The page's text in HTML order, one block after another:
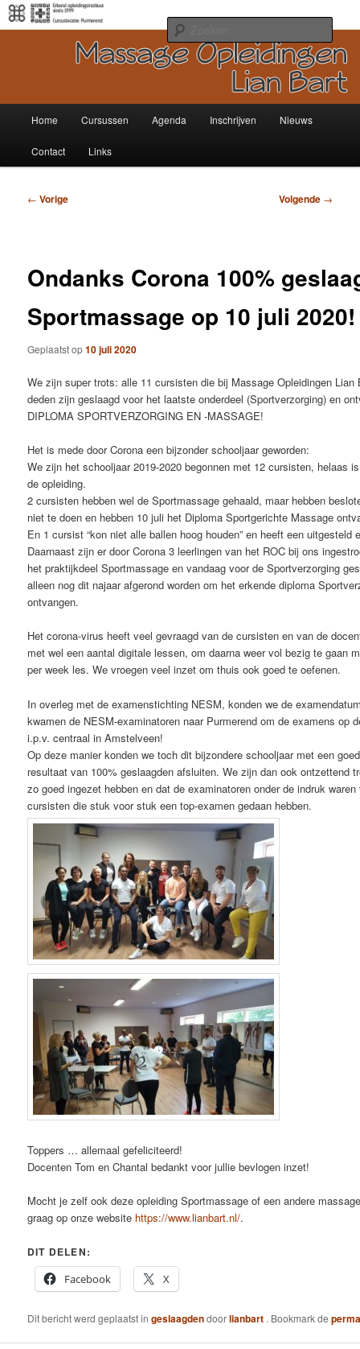
Spring
naar
Massage Opleidingen Lian Bart l
Noord Holland – Purmerend
Van Ontspannings- en Sportmassage tot Wellness- en Sport Therapeut!
Home Cursussen Agenda Inschrijven Nieuws
Contact Links
Bericht
← Vorige Volgende →
Ondanks Corona 100%
Sportmassage op 10 juli 2020!
Geplaatst op10 juli 2020
We zijn super trots: alle 11 cursisten die bij Massage Opleidingen Lian
deden zijn geslaagd voor het laatste onderdeel (Sportverzorging) en
DIPLOMA SPORTVERZORGING EN -MASSAGE!
Het is mede door Corona een bijzonder schooljaar geworden:
We zijn het schooljaar 2019-2020 begonnen met 12 cursisten, helaas
de opleiding.
2 cursisten hebben wel de Sportmassage gehaald, maar hebben
niet te doen en hebben 10 juli het Diploma Sportgerichte Massage
En 1 cursist “kon niet alle ballen hoog houden” en heeft een uitgesteld
Daarnaast zijn er door Corona 3 leerlingen van het ROC bij ons
het praktijkdeel Sportmassage en vandaag voor de Sportverzorging
alleen nog dit najaar afgerond worden om het erkende diploma
ontvangen.
Het corona-virus heeft veel gevraagd van de cursisten en van de
met wel een aantal digitale lessen, om daarna weer vol bezig te gaan
per week les. We vroegen veel inzet om thuis ook goed te oefenen.
In overleg met de examenstichting NESM, konden we de
kwamen de NESM-examinatoren naar Purmerend om de examens op
i.p.v. centraal in Amstelveen!
Op deze manier konden we toch dit bijzondere schooljaar met een
resultaat van 100% geslaagden afsluiten. We zijn dan ook ontzettend
zo goed ingezet hebben en dat de examinatoren onder de indruk
cursisten die stuk voor stuk een top-examen gedaan hebben.
Toppers … allemaal gefeliciteerd!
Docenten Tom en Chantal bedankt voor jullie bevlogen inzet!
Mocht je zelf ook deze opleiding Sportmassage of een andere
graag op onze website https://www.lianbart.nl/.
DIT DELEN:
Facebook
X
Dit bericht werd geplaatst ingeslaagdendoorlianbart . Bookmark de